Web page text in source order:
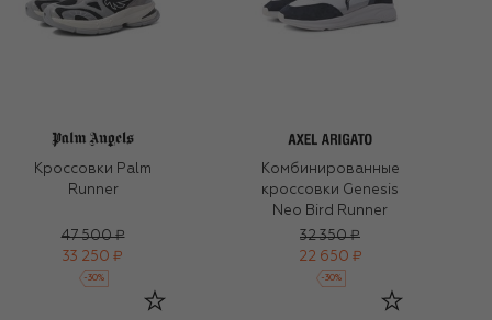
Кроссовки Palm
Runner
47 500 ₽
33 250 ₽
-30%
Комбинированные
кроссовки Genesis
Neo Bird Runner
32 350 ₽
22 650 ₽
-30%